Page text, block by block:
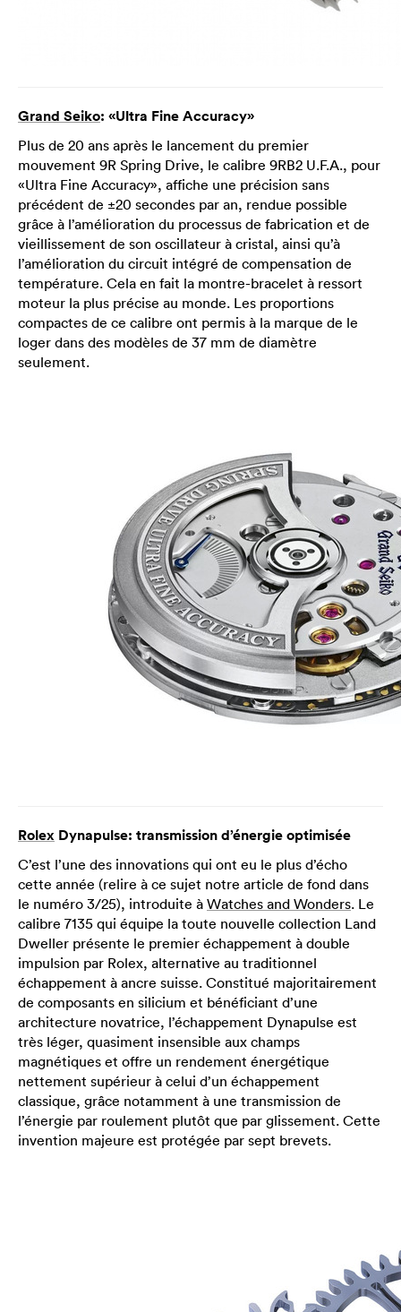
Grand Seiko: «Ultra Fine Accuracy»
Plus de 20 ans après le lancement du premier
mouvement 9R Spring Drive, le calibre 9RB2 U.F.A., pour
«Ultra Fine Accuracy», affiche une précision sans
précédent de ±20 secondes par an, rendue possible
grâce à l’amélioration du processus de fabrication et de
vieillissement de son oscillateur à cristal, ainsi qu’à
l’amélioration du circuit intégré de compensation de
température. Cela en fait la montre-bracelet à ressort
moteur la plus précise au monde. Les proportions
compactes de ce calibre ont permis à la marque de le
loger dans des modèles de 37 mm de diamètre
seulement.
Rolex Dynapulse: transmission d’énergie optimisée
C’est l’une des innovations qui ont eu le plus d’écho
cette année (relire à ce sujet notre article de fond dans
le numéro 3/25), introduite à Watches and Wonders. Le
calibre 7135 qui équipe la toute nouvelle collection Land
Dweller présente le premier échappement à double
impulsion par Rolex, alternative au traditionnel
échappement à ancre suisse. Constitué majoritairement
de composants en silicium et bénéficiant d’une
architecture novatrice, l’échappement Dynapulse est
très léger, quasiment insensible aux champs
magnétiques et offre un rendement énergétique
nettement supérieur à celui d’un échappement
classique, grâce notamment à une transmission de
l’énergie par roulement plutôt que par glissement. Cette
invention majeure est protégée par sept brevets.